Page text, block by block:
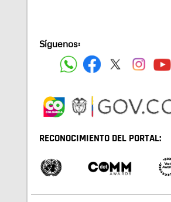
Síguenos:
RECONOCIMIENTO DEL PORTAL: